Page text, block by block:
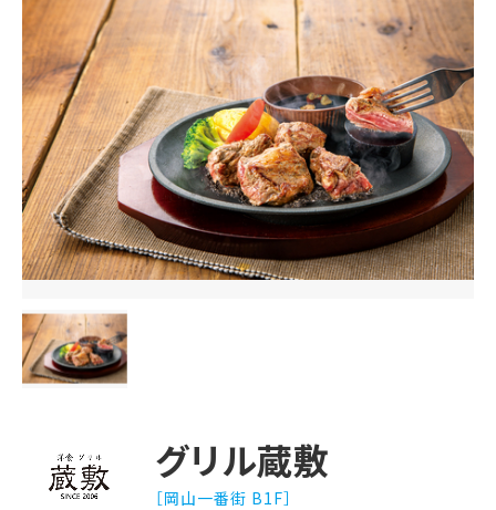
グリル蔵敷
［岡山一番街 B1F］